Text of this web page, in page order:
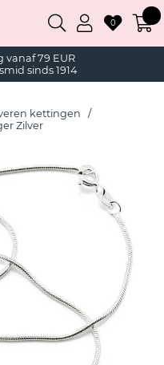
79 EUR
sinds 1914
0
kettingen
Zilver